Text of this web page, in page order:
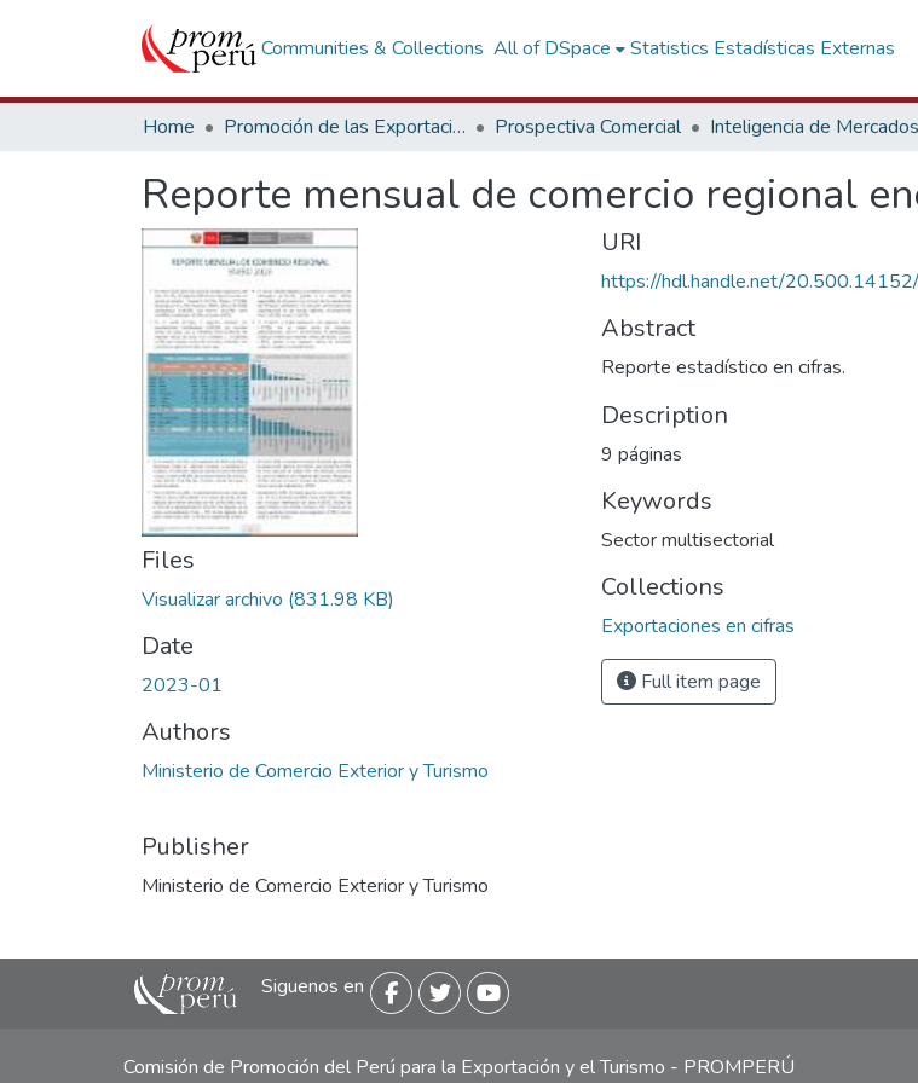
Communities & Collections All of DSpace Statistics Estadísticas Externas
Home Promoción de las Exportaciones Prospectiva Comercial Inteligencia de Mercados
Reporte mensual de comercio regional
Files
Visualizar archivo (831.98 KB)
Date
2023-01
Authors
Ministerio de Comercio Exterior y Turismo
Publisher
Ministerio de Comercio Exterior y Turismo
URI
https://hdl.handle.net/
Abstract
Reporte estadístico en cifras.
Description
9 páginas
Keywords
Sector multisectorial
Collections
Exportaciones en cifras
Full item page
Siguenos en
Comisión de Promoción del Perú para la Exportación y el Turismo - PROMPERÚ